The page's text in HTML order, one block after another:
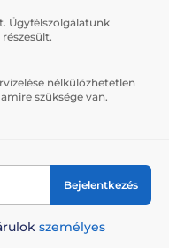
Ügyfélszolgálatunk
nélkülözhetetlen
szüksége van.
Bejelentkezés
személyes